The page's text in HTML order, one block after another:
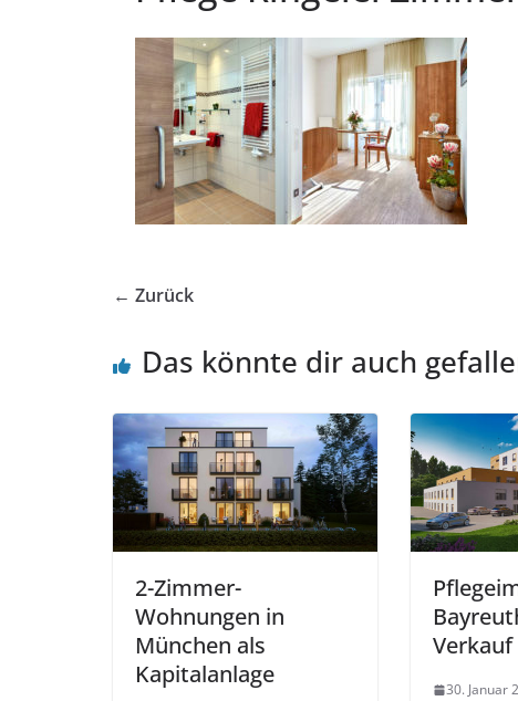
← Zurück
Das könnte dir auch
2-Zimmer-
Wohnungen in
München als
Kapitalanlage
Verkauf
30. Januar